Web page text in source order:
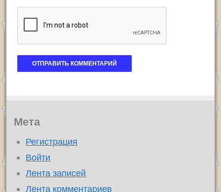
Мета
Регистрация
Войти
Лента записей
Лента комментариев